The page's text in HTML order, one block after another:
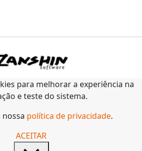
para melhorar a experiência na
e teste do sistema.
nossa política de privacidade.
ACEITAR